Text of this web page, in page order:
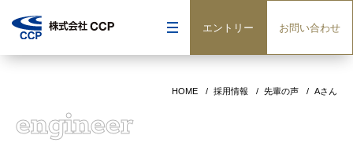
エントリー お問い合わせ
HOME 採用情報 先輩の声 Aさん
engineer